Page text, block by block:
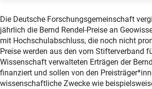
Die Deutsche Forschungsgemeinschaft
jährlich die Bernd Rendel-Preise an
mit Hochschulabschluss, die noch nicht
Preise werden aus den vom Stifterverband
Wissenschaft verwalteten Erträgen der
finanziert und sollen von den
wissenschaftliche Zwecke wie